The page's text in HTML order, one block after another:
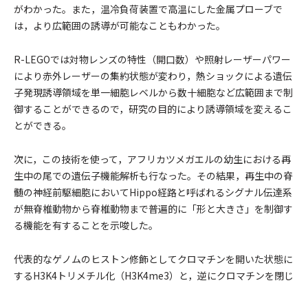
がわかった。また，温冷負荷装置で高温にした金属プローブで
は，より広範囲の誘導が可能なこともわかった。
R-LEGOでは対物レンズの特性（開口数）や照射レーザーパワー
により赤外レーザーの集約状態が変わり，熱ショックによる遺伝
子発現誘導領域を単一細胞レベルから数十細胞など広範囲まで制
御することができるので，研究の目的により誘導領域を変えるこ
とができる。
次に，この技術を使って，アフリカツメガエルの幼生における再
生中の尾での遺伝子機能解析も行なった。その結果，再生中の脊
髄の神経前駆細胞においてHippo経路と呼ばれるシグナル伝達系
が無脊椎動物から脊椎動物まで普遍的に「形と大きさ」を制御す
る機能を有することを示唆した。
代表的なゲノムのヒストン修飾としてクロマチンを開いた状態に
するH3K4トリメチル化（H3K4me3）と，逆にクロマチンを閉じ